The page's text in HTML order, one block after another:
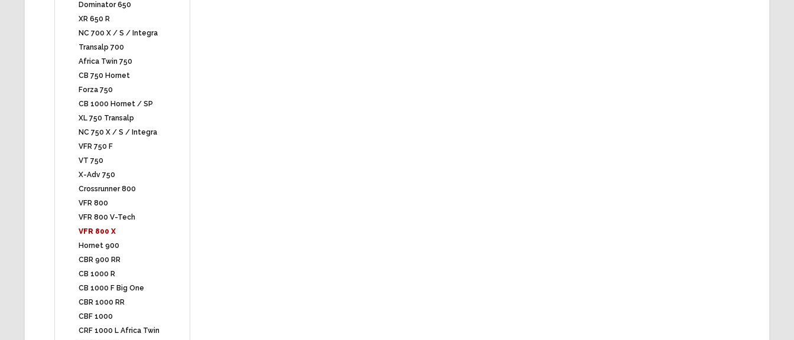
Dominator 650
XR 650 R
NC 700 X / S / Integra
Transalp 700
Africa Twin 750
CB 750 Hornet
Forza 750
CB 1000 Hornet / SP
XL 750 Transalp
NC 750 X / S / Integra
VFR 750 F
VT 750
X-Adv 750
Crossrunner 800
VFR 800
VFR 800 V-Tech
VFR 800 X
Hornet 900
CBR 900 RR
CB 1000 R
CB 1000 F Big One
CBR 1000 RR
CBF 1000
CRF 1000 L Africa Twin